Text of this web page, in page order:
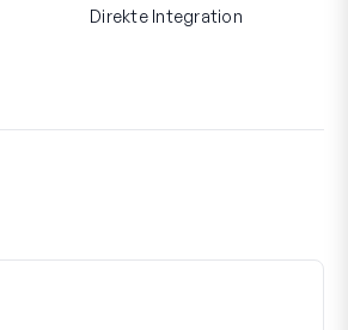
Direkte Integration